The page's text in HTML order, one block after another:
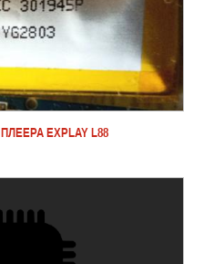
EXPLAY L88